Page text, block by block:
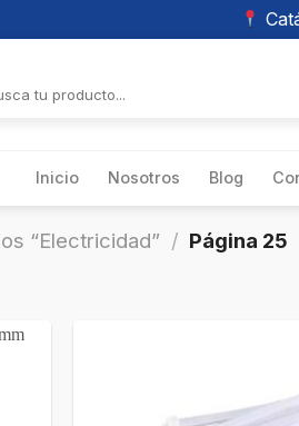
Inicio Nosotros Blog
“Electricidad” / Página 25